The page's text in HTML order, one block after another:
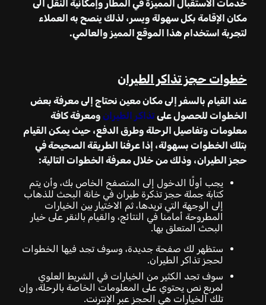
خدمات الاستقبال المميزة في المطار وإمكانية النقل الى
مكان الإقامة بكل سهولة ويسر، لذلك ينصح به العملاء
لتجربة استخدام هذا الموقع المميز والعالمي.
خطوات حجز تذاكر الطيران
عند القيام بالسفر إلى مكان معين نحتاج إلى معرفة بعض
الخطوات للحصول على تذاكر الطيران ومعرفة كافة
معلومات وتفاصيل الرحلة وطرق الدفع، حيث يمكن القيام
بتلك الخطوات بسهولة، إذا عرفنا الطريقة الصحيحة في
حجز الطيران، وذلك من خلال معرفة الخطوات التالية:
يجب أولًا الدخول إلى المتصفح الخاص بك، وأن يتم
كتابة جملة حجز تذكرة طيران في خانة البحث للذهاب
إلى الوجهة التي تريدها، ثم الاختيار بين الخيارات
المطروحة أمامنا في النتائج، والقيام بالنقر على خيار
البحث المتعلق بها.
ستظهر لك صفحة جديدة، وسوف تجد فيها الخطوات
لحجز تذاكر الطيران.
سوف تجد الكثير من الخيارات في الشريط العلوي
لمربع نص يحتوي على المعلومات الخاصة بالرحلة، وإن
تلك الخيارات هي الحجز عبر الإنترنت.